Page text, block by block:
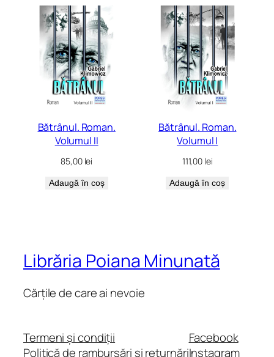
Bătrânul. Roman.
Volumul II
85,00 lei
Adaugă în coș
Bătrânul. Roman.
Volumul I
111,00 lei
Adaugă în coș
Librăria Poiana Minunată
Cărțile de care ai nevoie
Termeni și condiții
Politică de rambursări și returnări
Facebook
Instagram